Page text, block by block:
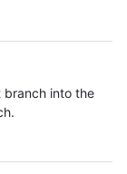
into the